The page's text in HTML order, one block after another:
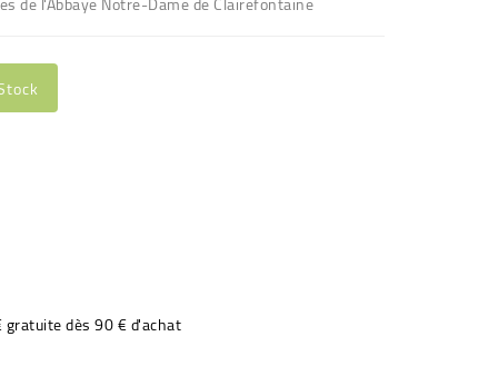
dès 90 € d'achat